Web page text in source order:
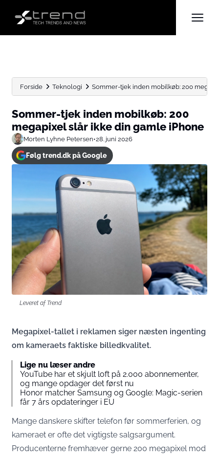
Forside Teknologi Sommer-tjek inden mobilkøb: 200
Sommer-tjek inden mobilkøb: 200
megapixel slår ikke din gamle iPhone
Morten Lyhne Petersen•28. juni 2026
Følg trend.dk på Google
Leveret af Trend
Megapixel-tallet i reklamen siger næsten ingenting
om kameraets faktiske billedkvalitet.
Lige nu læser andre
YouTube har et skjult loft på 2.000 abonnementer,
og mange opdager det først nu
Honor matcher Samsung og Google: Magic-serien
får 7 års opdateringer i EU
Mange danskere skifter telefon før sommerferien, og
kameraet er ofte det vigtigste salgsargument.
Producenterne fremhæver gerne 200 megapixel mod